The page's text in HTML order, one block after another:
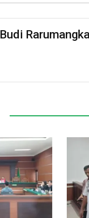
Budi